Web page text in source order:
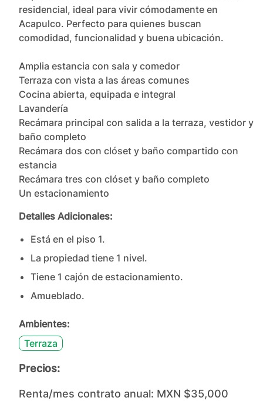
residencial, ideal para vivir cómodamente en
Acapulco. Perfecto para quienes buscan
comodidad, funcionalidad y buena ubicación.
Amplia estancia con sala y comedor
Terraza con vista a las áreas comunes
Cocina abierta, equipada e integral
Lavandería
Recámara principal con salida a la terraza, vestidor y
baño completo
Recámara dos con clóset y baño compartido con
estancia
Recámara tres con clóset y baño completo
Un estacionamiento
Detalles Adicionales:
Está en el piso 1.
La propiedad tiene 1 nivel.
Tiene 1 cajón de estacionamiento.
Amueblado.
Ambientes:
Terraza
Precios:
Renta/mes contrato anual: MXN $35,000